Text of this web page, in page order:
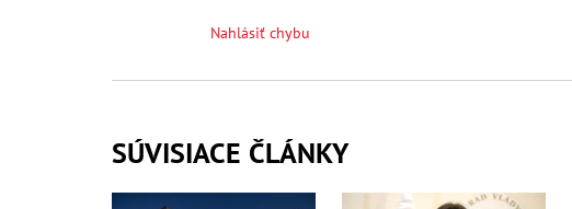
Nahlásiť chybu
SÚVISIACE ČLÁNKY